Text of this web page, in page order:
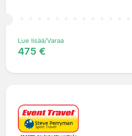
Lue lisää/Varaa
475 €